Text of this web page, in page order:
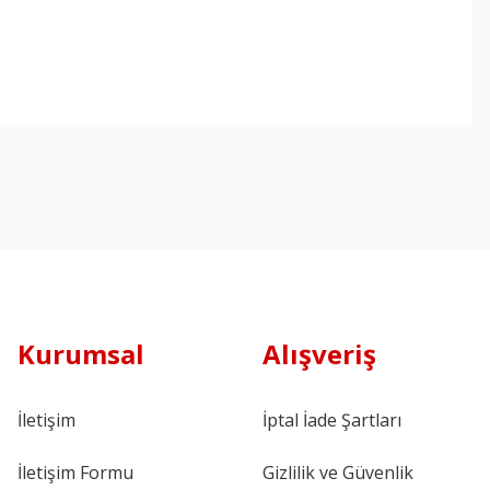
Kurumsal
İletişim
İletişim Formu
Alışveriş
İptal İade Şartları
Gizlilik ve Güvenlik